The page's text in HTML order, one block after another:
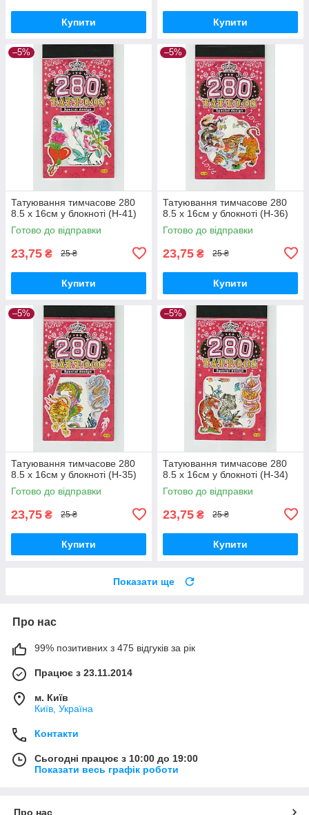
Купити Купити
–5%
Татуювання тимчасове 280
8.5 х 16см у блокноті (H-41)
Готово до відправки
23,75 ₴ 25 ₴
Купити
–5%
Татуювання тимчасове 280
8.5 х 16см у блокноті (H-36)
Готово до відправки
23,75 ₴ 25 ₴
Купити
–5%
Татуювання тимчасове 280
8.5 х 16см у блокноті (H-35)
Готово до відправки
23,75 ₴ 25 ₴
Купити
–5%
Татуювання тимчасове 280
8.5 х 16см у блокноті (H-34)
Готово до відправки
23,75 ₴ 25 ₴
Купити
Показати ще
Про нас
99% позитивних з 475 відгуків за рік
Працює з 23.11.2014
м. Київ
Київ, Україна
Контакти
Сьогодні працює з 10:00 до 19:00
Показати весь графік роботи
Про нас